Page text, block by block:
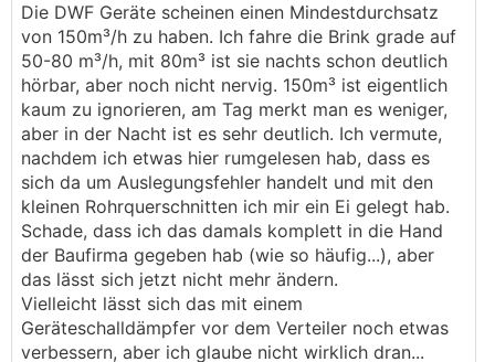
Die DWF Geräte scheinen einen Mindestdurchsatz
von 150m³/h zu haben. Ich fahre die Brink grade auf
50-80 m³/h, mit 80m³ ist sie nachts schon deutlich
hörbar, aber noch nicht nervig. 150m³ ist eigentlich
kaum zu ignorieren, am Tag merkt man es weniger,
aber in der Nacht ist es sehr deutlich. Ich vermute,
nachdem ich etwas hier rumgelesen hab, dass es
sich da um Auslegungsfehler handelt und mit den
kleinen Rohrquerschnitten ich mir ein Ei gelegt hab.
Schade, dass ich das damals komplett in die Hand
der Baufirma gegeben hab (wie so häufig...), aber
das lässt sich jetzt nicht mehr ändern.
Vielleicht lässt sich das mit einem
Geräteschalldämpfer vor dem Verteiler noch etwas
verbessern, aber ich glaube nicht wirklich dran...